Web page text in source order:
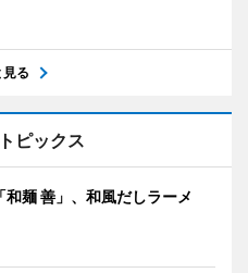
見る
ピックス
麺 善」、和風だしラーメ